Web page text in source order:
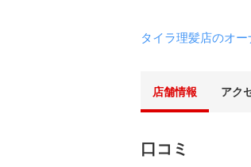
タイラ理髪店のオー
店舗情報 アク
口コミ